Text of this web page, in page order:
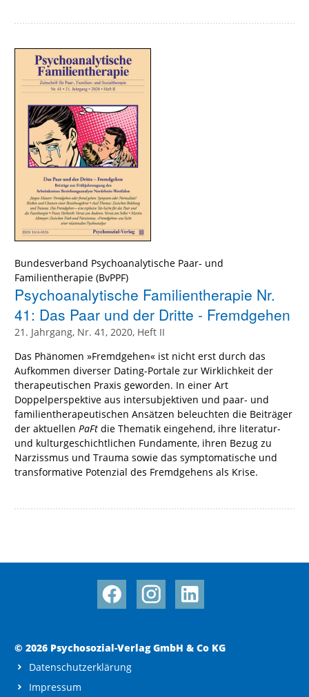
Bundesverband Psychoanalytische Paar- und
Familientherapie (BvPPF)
Psychoanalytische Familientherapie Nr.
41: Das Paar und der Dritte - Fremdgehen
21. Jahrgang, Nr. 41, 2020, Heft II
Das Phänomen »Fremdgehen« ist nicht erst durch das
Aufkommen diverser Dating-Portale zur Wirklichkeit der
therapeutischen Praxis geworden. In einer Art
Doppelperspektive aus intersubjektiven und paar- und
familientherapeutischen Ansätzen beleuchten die Beiträger
der aktuellen PaFt die Thematik eingehend, ihre literatur-
und kulturgeschichtlichen Fundamente, ihren Bezug zu
Narzissmus und Trauma sowie das symptomatische und
transformative Potenzial des Fremdgehens als Krise.
© 2026 Psychosozial-Verlag GmbH & Co KG
Datenschutzerklärung
Impressum